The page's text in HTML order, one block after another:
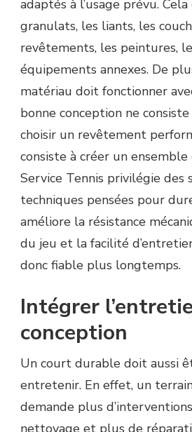
adaptés à l’usage prévu.
granulats, les liants, les
revêtements, les peintures,
équipements annexes. De
matériau doit fonctionner
bonne conception ne
choisir un revêtement
consiste à créer un ensemble
Service Tennis privilégie des
techniques pensées pour
améliore la résistance
du jeu et la facilité
donc fiable plus longtemps.
Intégrer
conception
Un court durable doit aussi
entretenir. En effet, un
demande plus
nettoyage et plus de